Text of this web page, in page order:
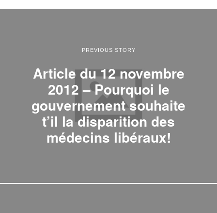
PREVIOUS STORY
Article du 12 novembre
2012 – Pourquoi le
gouvernement souhaite
t’il la disparition des
médecins libéraux!